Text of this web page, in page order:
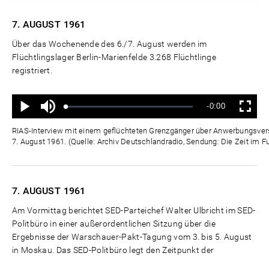
7. AUGUST 1961
Über das Wochenende des 6./7. August werden im
Flüchtlingslager Berlin-Marienfelde 3.268 Flüchtlinge
registriert.
Wiedergabe
Ton
aus
Geladen:
Status:
Verbleibende
Zeit
-0:00 Vollbild
RIAS-Interview mit einem geflüchteten Grenzgänger über
7. August 1961. (Quelle: Archiv Deutschlandradio, Sendung: Die Zeit im
7. AUGUST 1961
Am Vormittag berichtet SED-Parteichef Walter Ulbricht im SED-
Politbüro in einer außerordentlichen Sitzung über die
Ergebnisse der Warschauer-Pakt-Tagung vom 3. bis 5. August
in Moskau. Das SED-Politbüro legt den Zeitpunkt der